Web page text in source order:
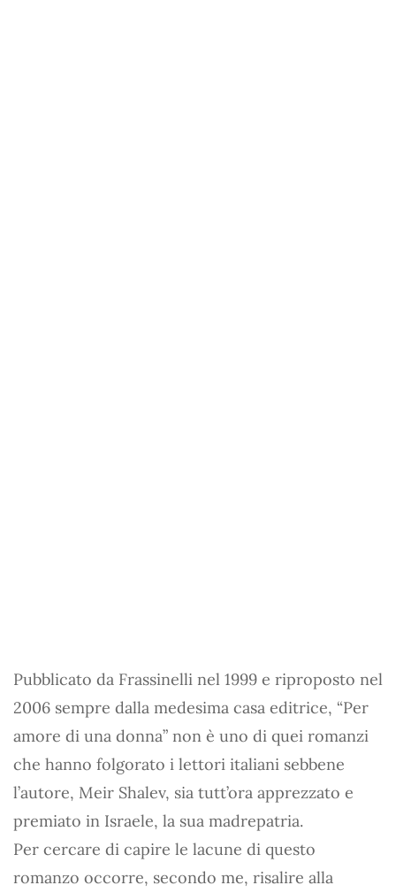
Pubblicato da Frassinelli nel 1999 e riproposto nel
2006 sempre dalla medesima casa editrice, “Per
amore di una donna” non è uno di quei romanzi
che hanno folgorato i lettori italiani sebbene
l’autore, Meir Shalev, sia tutt’ora apprezzato e
premiato in Israele, la sua madrepatria.
Per cercare di capire le lacune di questo
romanzo occorre, secondo me, risalire alla